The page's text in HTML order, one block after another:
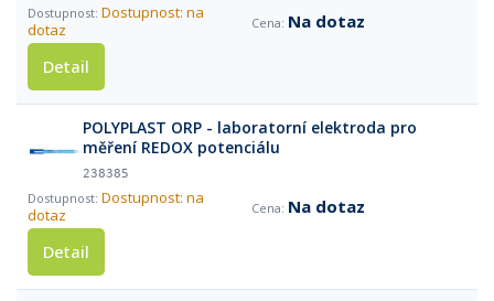
Dostupnost: na
dotaz
Na dotaz
Detail
POLYPLAST ORP - laboratorní elektroda pro
měření REDOX potenciálu
238385
Dostupnost: na
dotaz
Na dotaz
Detail